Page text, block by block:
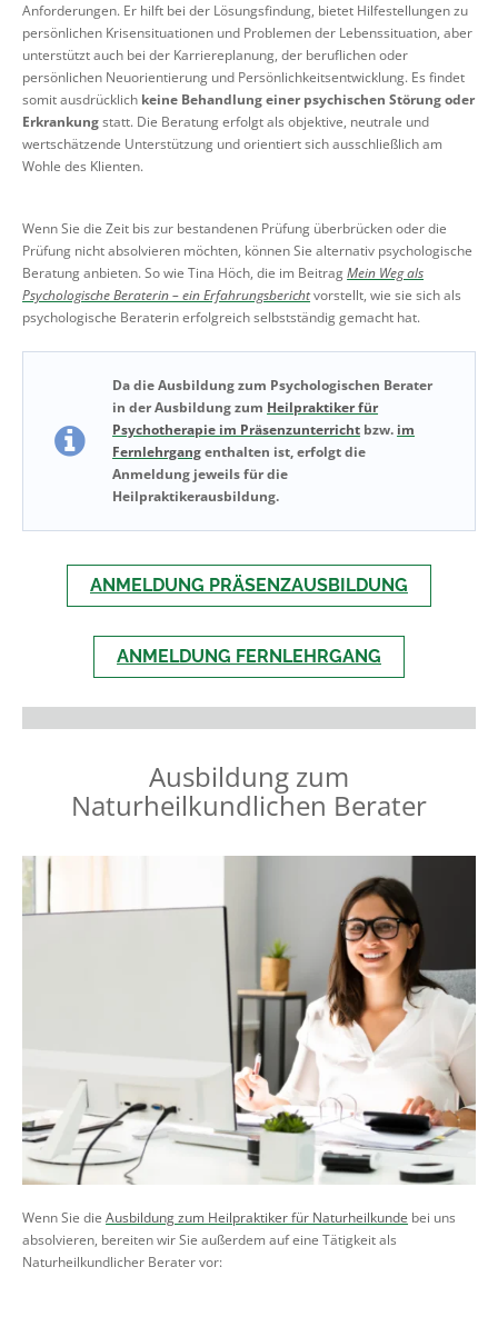
Anforderungen. Er hilft bei der Lösungsfindung, bietet Hilfestellungen zu
persönlichen Krisensituationen und Problemen der Lebenssituation, aber
unterstützt auch bei der Karriereplanung, der beruflichen oder
persönlichen Neuorientierung und Persönlichkeitsentwicklung. Es findet
somit ausdrücklich keine Behandlung einer psychischen Störung oder
Erkrankungstatt. Die Beratung erfolgt als objektive, neutrale und
wertschätzende Unterstützung und orientiert sich ausschließlich am
Wohle des Klienten.
Wenn Sie die Zeit bis zur bestandenen Prüfung überbrücken oder die
Prüfung nicht absolvieren möchten, können Sie alternativ psychologische
Beratung anbieten. So wie Tina Höch, die im BeitragMein Weg als
Psychologische Beraterin – ein Erfahrungsberichtvorstellt, wie sie sich als
psychologische Beraterin erfolgreich selbstständig gemacht hat.
Da die Ausbildung zum Psychologischen Berater
in der Ausbildung zum Heilpraktiker für
Psychotherapie im Präsenzunterricht bzw. im
Fernlehrgangenthalten ist, erfolgt die
Anmeldung jeweils für die
Heilpraktikerausbildung.
ANMELDUNG PRÄSENZAUSBILDUNG
ANMELDUNG FERNLEHRGANG
Ausbildung zum
Naturheilkundlichen Berater
Wenn Sie dieAusbildung zum Heilpraktiker für Naturheilkunde bei uns
absolvieren, bereiten wir Sie außerdem auf eine Tätigkeit als
Naturheilkundlicher Berater vor: